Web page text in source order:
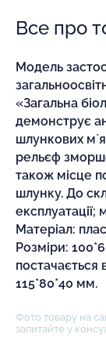
Все про
Модель
«Загальна
демонструє
шлункових
рельєф
також місце
шлунку. До
Матеріал:
Розміри:
постачається
115*80*40 мм.
Фото товару на
запитайте у